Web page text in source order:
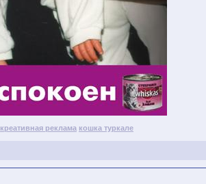
креативная реклама кошка туркале